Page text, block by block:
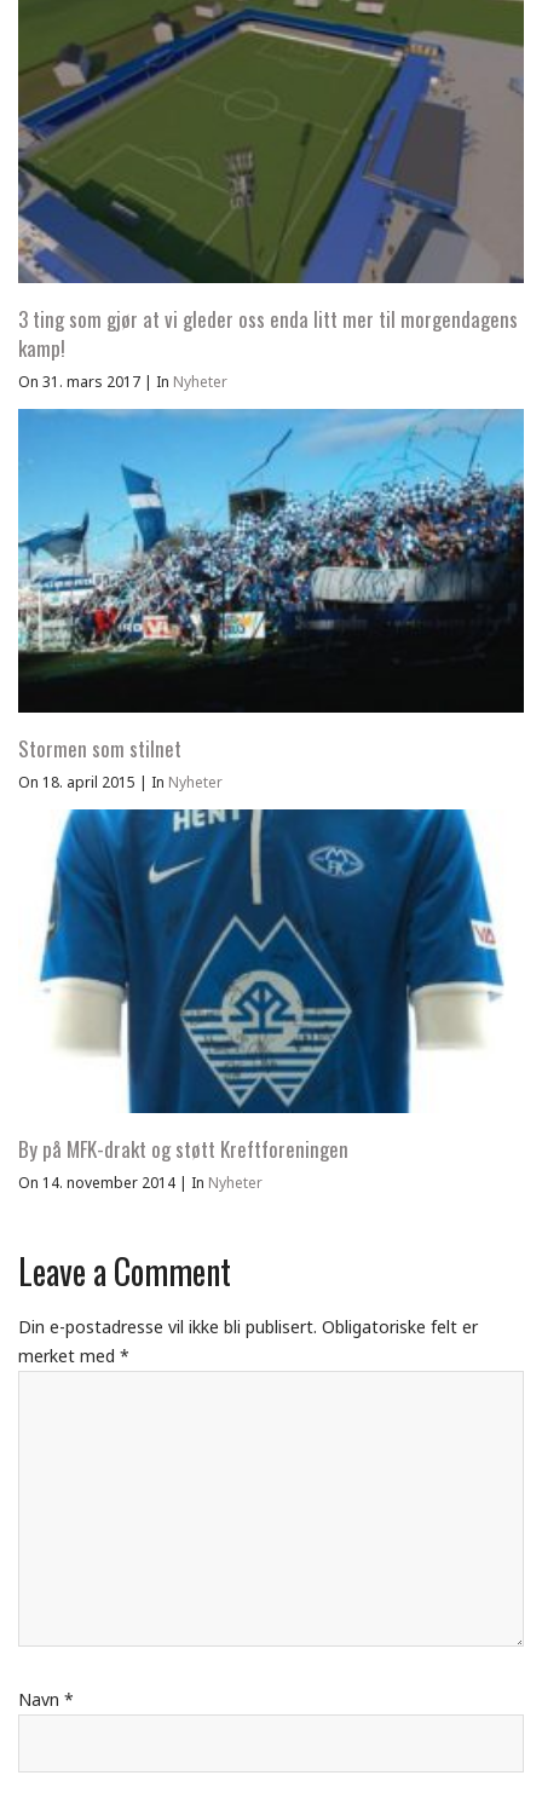
3 ting som gjør at vi gleder oss enda litt mer til morgendagens
kamp!
On 31. mars 2017 | In Nyheter
Stormen som stilnet
On 18. april 2015 | In Nyheter
By på MFK-drakt og støtt Kreftforeningen
On 14. november 2014 | In Nyheter
Leave a Comment
Din e-postadresse vil ikke bli publisert. Obligatoriske felt er
merket med *
Navn *